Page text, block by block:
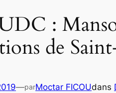
:
de
—parMoctar FICOUdans